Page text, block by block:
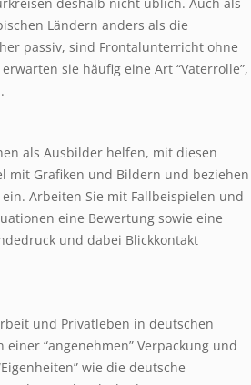
Ländern anders als die
passiv, sind Frontalunterricht ohne
sie häufig eine Art “Vaterrolle”,
als Ausbilder helfen, mit diesen
mit Grafiken und Bildern und beziehen
Arbeiten Sie mit Fallbeispielen und
eine Bewertung sowie eine
und dabei Blickkontakt
und Privatleben in deutschen
“angenehmen” Verpackung und
wie die deutsche